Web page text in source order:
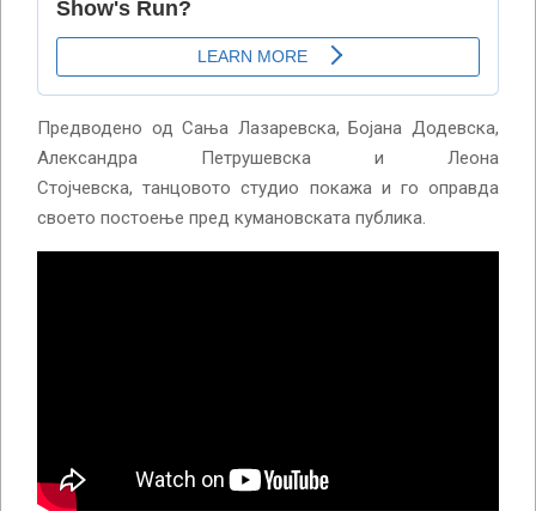
Предводено од Сања Лазаревска, Бојана Додевска,
Александра Петрушевска и Леона
Стојчевска, танцовото студио покажа и го оправда
своето постоење пред кумановската публика.